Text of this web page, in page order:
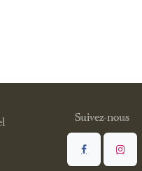
Suivez-nous